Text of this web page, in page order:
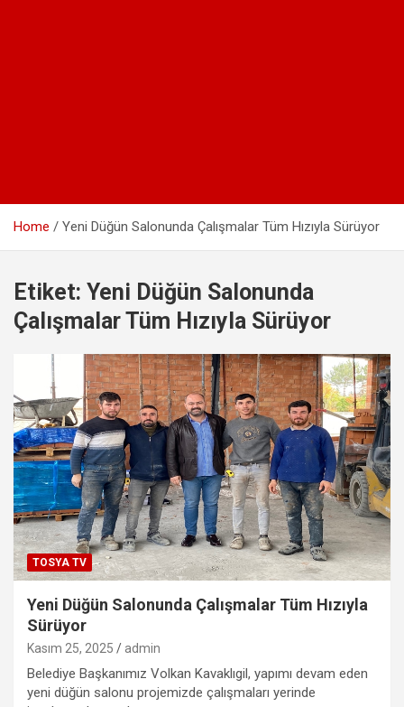
Home Yeni Düğün Salonunda Çalışmalar Tüm Hızıyla Sürüyor
Etiket: Yeni Düğün Salonunda
Çalışmalar Tüm Hızıyla Sürüyor
TOSYA TV
Yeni Düğün Salonunda Çalışmalar Tüm Hızıyla
Sürüyor
Kasım 25, 2025 admin
Belediye Başkanımız Volkan Kavaklıgil, yapımı devam eden
yeni düğün salonu projemizde çalışmaları yerinde